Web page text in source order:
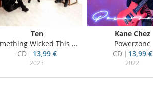
Ten
Wicked This Way Comes
CD
13,99 €
2023
Kane Chez
Powerzone
CD
13,99 €
2022